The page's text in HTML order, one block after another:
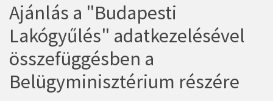
Ajánlás a "Budapesti
Lakógyűlés" adatkezelésével
összefüggésben a
Belügyminisztérium részére